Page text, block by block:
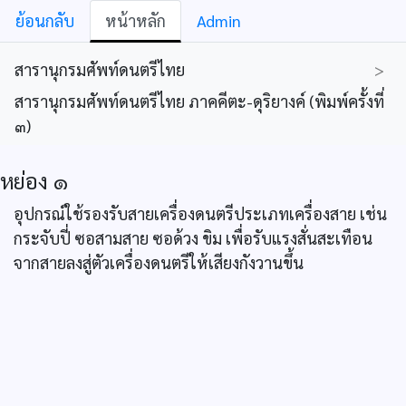
ย้อนกลับ หน้าหลัก Admin
สารานุกรมศัพท์ดนตรีไทย
>
สารานุกรมศัพท์ดนตรีไทย ภาคคีตะ-ดุริยางค์ (พิมพ์ครั้งที่
๓)
หย่อง ๑
อุปกรณ์ใช้รองรับสายเครื่องดนตรีประเภทเครื่องสาย เช่น
กระจับปี่ ซอสามสาย ซอด้วง ขิม เพื่อรับแรงสั่นสะเทือน
จากสายลงสู่ตัวเครื่องดนตรีให้เสียงกังวานขึ้น